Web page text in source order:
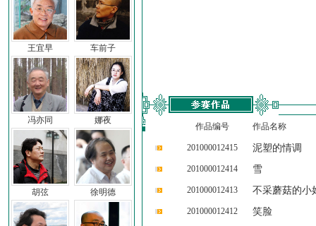
王宜早 车前子
冯亦同 娜夜
胡弦 徐明德
作品编号 作品名称
201000012415 泥塑的情调
201000012414 雪
201000012413 不采蘑菇的小
201000012412 笑脸